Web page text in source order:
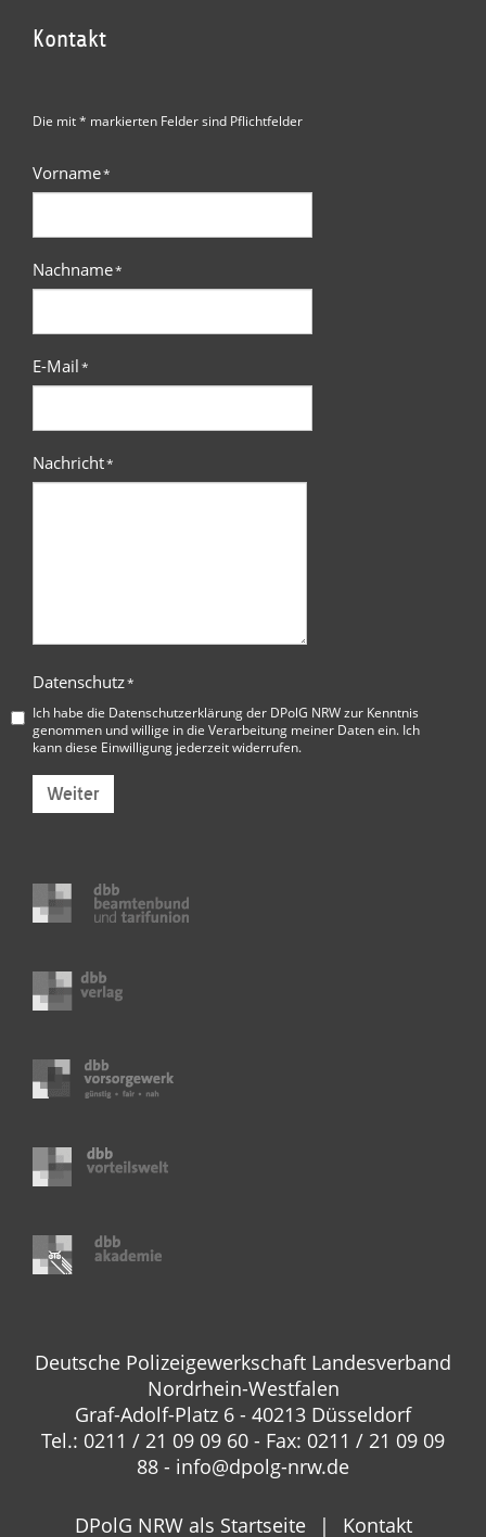
Kontakt
Die mit * markierten Felder sind Pflichtfelder
Vorname*
Nachname*
E-Mail*
Nachricht*
Datenschutz*
Ich habe die Datenschutzerklärung der DPolG NRWzur Kenntnis
genommen und willige in die Verarbeitung meiner Daten ein. Ich
kann diese Einwilligung jederzeit widerrufen.
Weiter
Deutsche Polizeigewerkschaft Landesverband
Nordrhein-Westfalen
Graf-Adolf-Platz 6 - 40213 Düsseldorf
Tel.: 0211 / 21 09 09 60 - Fax: 0211 / 21 09 09
88 - info@dpolg-nrw.de
DPolG NRW als Startseite
Kontakt